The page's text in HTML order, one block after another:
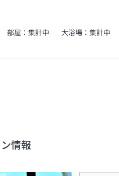
部屋： 集計中 大浴場： 集計中
情報